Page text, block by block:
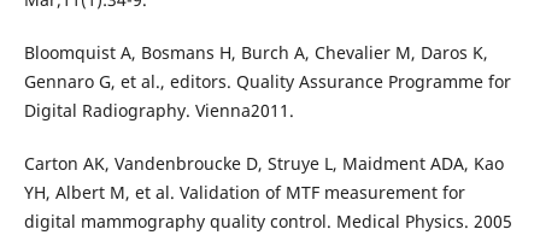
Bloomquist A, Bosmans H, Burch A, Chevalier M, Daros K,
Gennaro G, et al., editors. Quality Assurance Programme for
Digital Radiography. Vienna2011.
Carton AK, Vandenbroucke D, Struye L, Maidment ADA, Kao
YH, Albert M, et al. Validation of MTF measurement for
digital mammography quality control. Medical Physics. 2005